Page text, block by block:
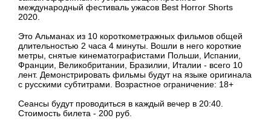
международный фестиваль ужасов Best Horror Shorts
2020.
Это Альманах из 10 короткометражных фильмов общей
длительностью 2 часа 4 минуты. Вошли в него короткие
метры, снятые кинематографистами Польши, Испании,
Франции, Великобритании, Бразилии, Италии - всего 10
лент. Демонстрировать фильмы будут на языке оригинала
с русскими субтитрами. Возрастное ограничение: 18+
Сеансы будут проводиться в каждый вечер в 20:40.
Стоимость билета - 200 руб.